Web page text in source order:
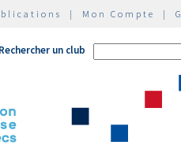
| Mon Compte |
Rechercher un club